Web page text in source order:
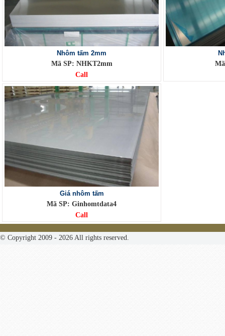
Nhôm tấm 2mm
Mã SP: NHKT2mm
Call
Giá nhôm tấm
Mã SP: Ginhomtdata4
Call
© Copyright 2009 - 2026 All rights reserved.